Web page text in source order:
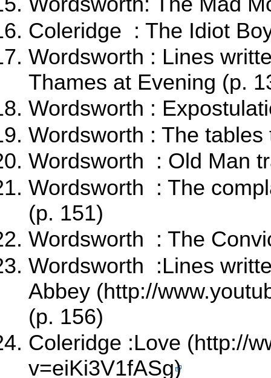
Coleridge : The Idiot
Wordsworth : Lines
Thames at Evening (p.
Wordsworth :
Wordsworth : The
Wordsworth : Old Man
Wordsworth : The
(p. 151)
Wordsworth : The
Wordsworth :Lines
Abbey
(p. 156)
Coleridge :Love